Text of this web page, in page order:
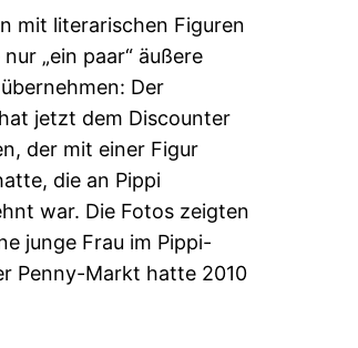
mit literarischen Figuren
„ein paar“ äußere
Der
jetzt dem Discounter
der mit einer Figur
die an Pippi
war. Die Fotos zeigten
junge Frau im Pippi-
Penny-Markt hatte 2010